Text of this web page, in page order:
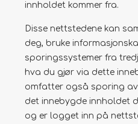
innholdet kommer fra.
Disse nettstedene kan
deg, bruke
sporingssystemer fra
hva du gjør via dette
omfatter også sporing
det innebygde innholdet
og er logget inn på